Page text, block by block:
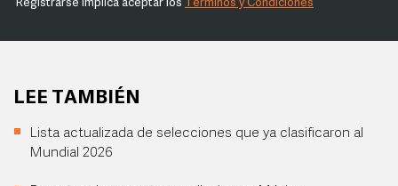
Registrarse implica aceptar los Términos y Condiciones
LEE TAMBIÉN
Lista actualizada de selecciones que ya clasificaron al
Mundial 2026